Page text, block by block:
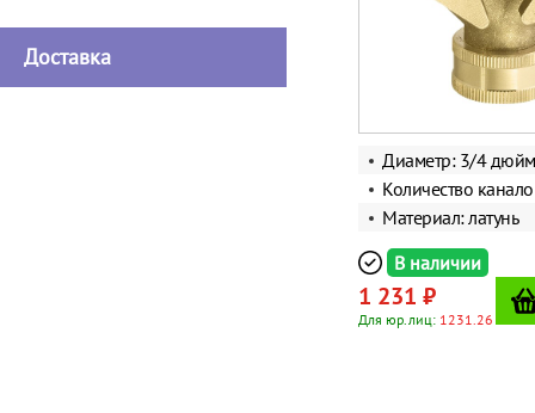
Доставка
Диаметр: 3/4
Количество
Материал: латунь
В наличии
1 231 ₽
Для юр.лиц: 1231.26